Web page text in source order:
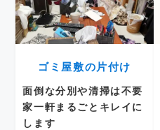
ゴミ屋敷の片付け
面倒な分別や清掃は不要
家一軒まるごとキレイに
します